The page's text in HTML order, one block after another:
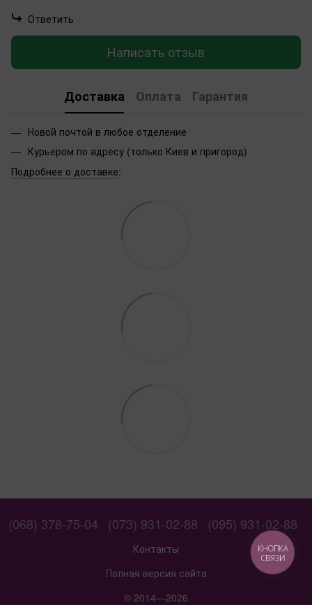
Ответить
Написать отзыв
Доставка Оплата Гарантия
Новой почтой в любое отделение
Курьером по адресу (только Киев и пригород)
Подробнее о доставке:
(068) 378-75-04 (073) 931-02-88 (095) 931-02-88
Контакты
Полная версия сайта
© 2014—2026
КНОПКА
СВЯЗИ